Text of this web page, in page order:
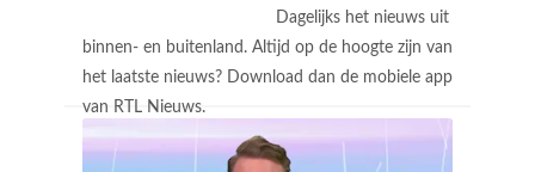
Dagelijks het nieuws uit
binnen- en buitenland. Altijd op de hoogte zijn van
het laatste nieuws? Download dan de mobiele app
van RTL Nieuws.